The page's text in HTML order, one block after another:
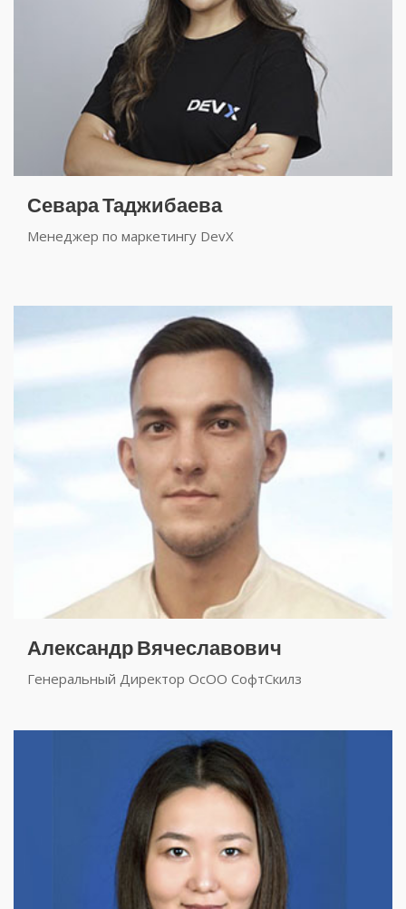
Севара Таджибаева
Менеджер по маркетингу DevX
Александр Вячеславович
Генеральный Директор ОсОО СофтСкилз